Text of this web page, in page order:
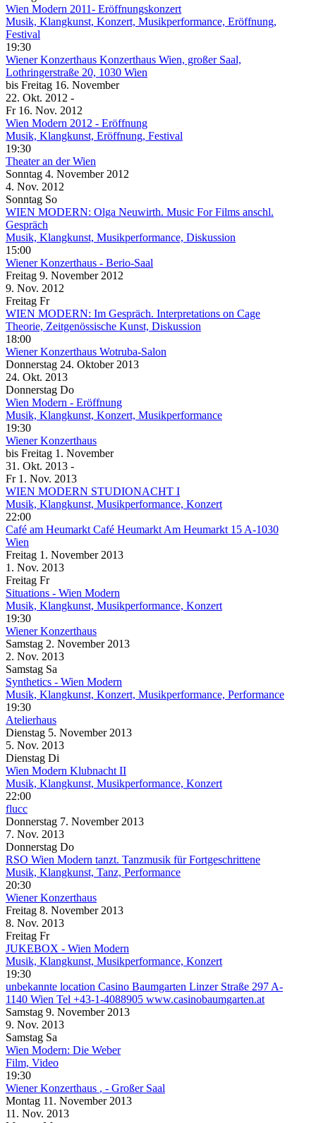
Wien Modern 2011- Eröffnungskonzert
Musik, Klangkunst, Konzert, Musikperformance, Eröffnung,
Festival
19:30
Wiener Konzerthaus Konzerthaus Wien, großer Saal,
Lothringerstraße 20, 1030 Wien
bis Freitag 16. November
22. Okt. 2012 -
Fr 16. Nov. 2012
Wien Modern 2012 - Eröffnung
Musik, Klangkunst, Eröffnung, Festival
19:30
Theater an der Wien
Sonntag 4. November 2012
4. Nov. 2012
Sonntag So
WIEN MODERN: Olga Neuwirth. Music For Films anschl.
Gespräch
Musik, Klangkunst, Musikperformance, Diskussion
15:00
Wiener Konzerthaus - Berio-Saal
Freitag 9. November 2012
9. Nov. 2012
Freitag Fr
WIEN MODERN: Im Gespräch. Interpretations on Cage
Theorie, Zeitgenössische Kunst, Diskussion
18:00
Wiener Konzerthaus Wotruba-Salon
Donnerstag 24. Oktober 2013
24. Okt. 2013
Donnerstag Do
Wien Modern - Eröffnung
Musik, Klangkunst, Konzert, Musikperformance
19:30
Wiener Konzerthaus
bis Freitag 1. November
31. Okt. 2013 -
Fr 1. Nov. 2013
WIEN MODERN STUDIONACHT I
Musik, Klangkunst, Musikperformance, Konzert
22:00
Café am Heumarkt Café Heumarkt Am Heumarkt 15 A-1030
Wien
Freitag 1. November 2013
1. Nov. 2013
Freitag Fr
Situations - Wien Modern
Musik, Klangkunst, Musikperformance, Konzert
19:30
Wiener Konzerthaus
Samstag 2. November 2013
2. Nov. 2013
Samstag Sa
Synthetics - Wien Modern
Musik, Klangkunst, Konzert, Musikperformance, Performance
19:30
Atelierhaus
Dienstag 5. November 2013
5. Nov. 2013
Dienstag Di
Wien Modern Klubnacht II
Musik, Klangkunst, Musikperformance, Konzert
22:00
flucc
Donnerstag 7. November 2013
7. Nov. 2013
Donnerstag Do
RSO Wien Modern tanzt. Tanzmusik für Fortgeschrittene
Musik, Klangkunst, Tanz, Performance
20:30
Wiener Konzerthaus
Freitag 8. November 2013
8. Nov. 2013
Freitag Fr
JUKEBOX - Wien Modern
Musik, Klangkunst, Musikperformance, Konzert
19:30
unbekannte location Casino Baumgarten Linzer Straße 297 A-
1140 Wien Tel +43-1-4088905 www.casinobaumgarten.at
Samstag 9. November 2013
9. Nov. 2013
Samstag Sa
Wien Modern: Die Weber
Film, Video
19:30
Wiener Konzerthaus , - Großer Saal
Montag 11. November 2013
11. Nov. 2013